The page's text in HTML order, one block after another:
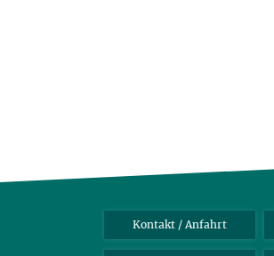
Kontakt / Anfahrt